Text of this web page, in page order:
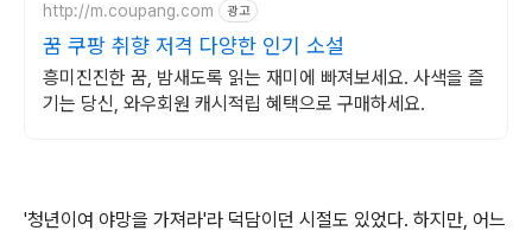
http://m.coupang.com 광고
꿈 쿠팡 취향 저격 다양한 인기 소설
흥미진진한 꿈, 밤새도록 읽는 재미에 빠져보세요. 사색을 즐
기는 당신, 와우회원 캐시적립 혜택으로 구매하세요.
'청년이여 야망을 가져라'라 덕담이던 시절도 있었다. 하지만, 어느